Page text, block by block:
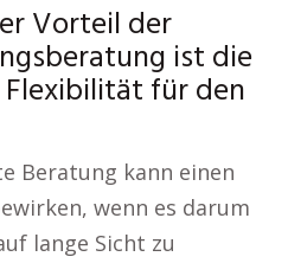
Vorteil der
ist die
für den
Beratung kann einen
wenn es darum
lange Sicht zu